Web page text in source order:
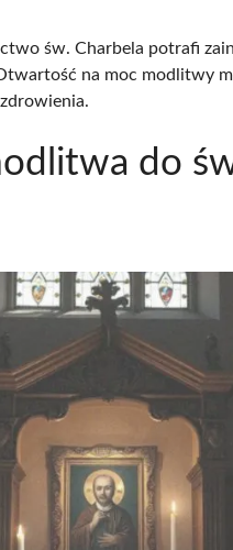
św. Charbela potrafi
na moc modlitwy
do